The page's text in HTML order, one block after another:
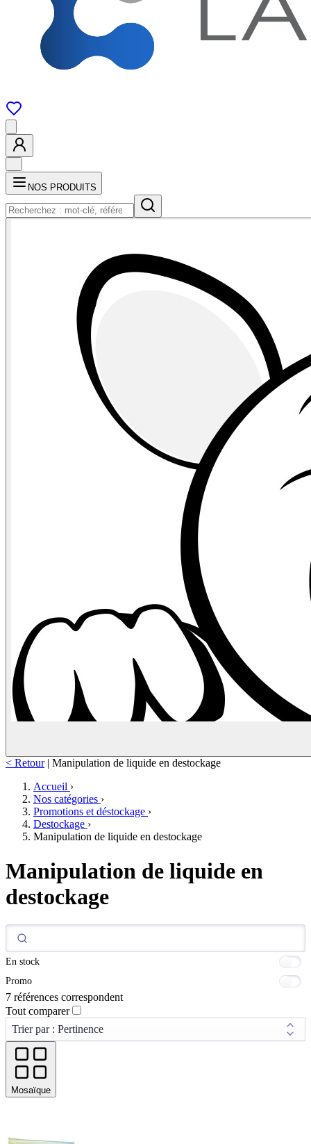
NOS PRODUITS
< Retour | Manipulation de liquide en destockage
Accueil ›
Nos catégories ›
Promotions et déstockage ›
Destockage ›
Manipulation de liquide en destockage
Manipulation de liquide en
destockage
En stock
Promo
7 références correspondent
Tout comparer
Mosaïque